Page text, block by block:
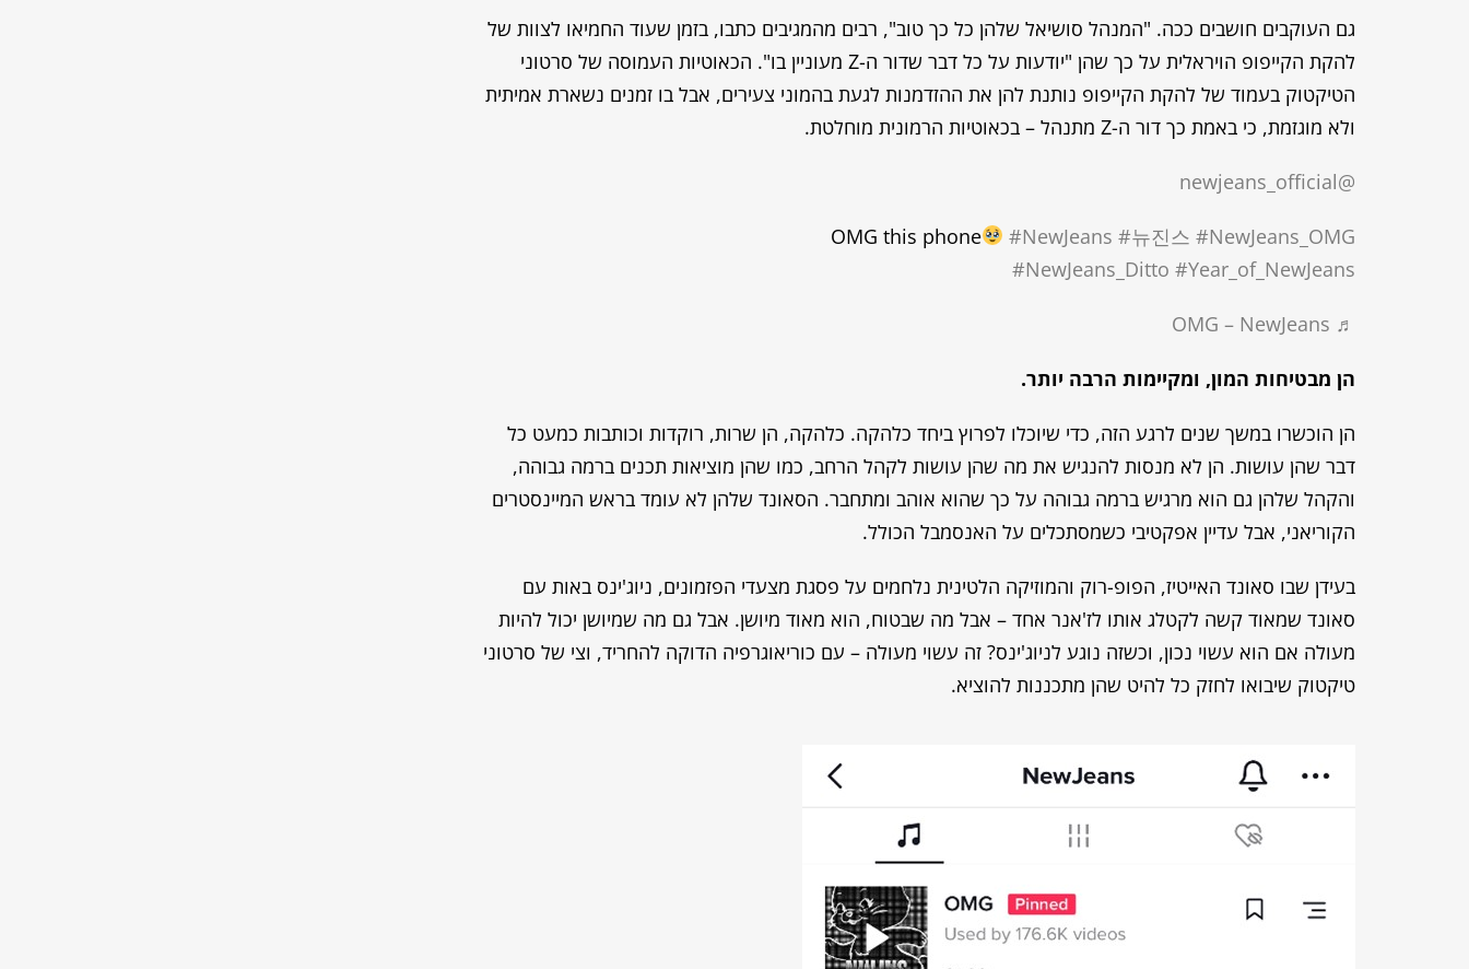
גם העוקבים חושבים ככה. "המנהל סושיאל שלהן כל כך טוב", רבים מהמגיבים כתבו, בזמן שעוד החמיאו לצוות של
להקת הקייפופ הויראלית על כך שהן "יודעות על כל דבר שדור ה-Z מעוניין בו". הכאוטיות העמוסה של סרטוני
הטיקטוק בעמוד של להקת הקייפופ נותנת להן את ההזדמנות לגעת בהמוני צעירים, אבל בו זמנים נשארת אמיתית
ולא מוגזמת, כי באמת כך דור ה-Z מתנהל – בכאוטיות הרמונית מוחלטת.
@newjeans_official
OMG this phone #NewJeans #뉴진스 #NewJeans_OMG
#NewJeans_Ditto #Year_of_NewJeans
♬ OMG – NewJeans
הן מבטיחות המון, ומקיימות הרבה יותר.
הן הוכשרו במשך שנים לרגע הזה, כדי שיוכלו לפרוץ ביחד כלהקה. כלהקה, הן שרות, רוקדות וכותבות כמעט כל
דבר שהן עושות. הן לא מנסות להנגיש את מה שהן עושות לקהל הרחב, כמו שהן מוציאות תכנים ברמה גבוהה,
והקהל שלהן גם הוא מרגיש ברמה גבוהה על כך שהוא אוהב ומתחבר. הסאונד שלהן לא עומד בראש המיינסטרים
הקוריאני, אבל עדיין אפקטיבי כשמסתכלים על האנסמבל הכולל.
בעידן שבו סאונד האייטיז, הפופ-רוק והמוזיקה הלטינית נלחמים על פסגת מצעדי הפזמונים, ניוג'ינס באות עם
סאונד שמאוד קשה לקטלג אותו לז'אנר אחד – אבל מה שבטוח, הוא מאוד מיושן. אבל גם מה שמיושן יכול להיות
מעולה אם הוא עשוי נכון, וכשזה נוגע לניוג'ינס? זה עשוי מעולה – עם כוריאוגרפיה הדוקה להחריד, וצי של סרטוני
טיקטוק שיבואו לחזק כל להיט שהן מתכננות להוציא.